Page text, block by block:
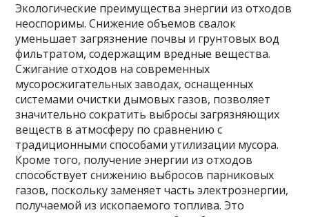
Экологические преимущества энергии из отходов
неоспоримы. Снижение объемов свалок
уменьшает загрязнение почвы и грунтовых вод
фильтратом, содержащим вредные вещества.
Сжигание отходов на современных
мусоросжигательных заводах, оснащенных
системами очистки дымовых газов, позволяет
значительно сократить выбросы загрязняющих
веществ в атмосферу по сравнению с
традиционными способами утилизации мусора.
Кроме того, получение энергии из отходов
способствует снижению выбросов парниковых
газов, поскольку заменяет часть электроэнергии,
получаемой из ископаемого топлива. Это